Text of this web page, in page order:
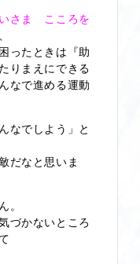
いさま こころを
ったときは『助
りまえにできる
なで進める運動
なでしよう」と
だなと思いま
。
づかないところ